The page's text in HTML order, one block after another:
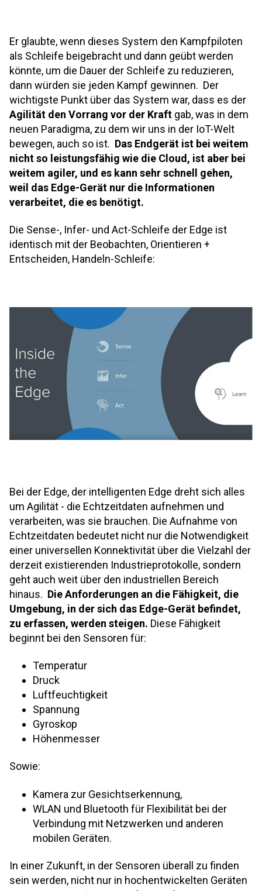
Er glaubte, wenn dieses System den Kampfpiloten
als Schleife beigebracht und dann geübt werden
könnte, um die Dauer der Schleife zu reduzieren,
dann würden sie jeden Kampf gewinnen. Der
wichtigste Punkt über das System war, dass es der
Agilität den Vorrang vor der Kraft gab, was in dem
neuen Paradigma, zu dem wir uns in der IoT-Welt
bewegen, auch so ist. Das Endgerät ist bei weitem
nicht so leistungsfähig wie die Cloud, ist aber bei
weitem agiler, und es kann sehr schnell gehen,
weil das Edge-Gerät nur die Informationen
verarbeitet, die es benötigt.
Die Sense-, Infer- und Act-Schleife der Edge ist
identisch mit der Beobachten, Orientieren +
Entscheiden, Handeln-Schleife:
Bei der Edge, der intelligenten Edge dreht sich alles
um Agilität - die Echtzeitdaten aufnehmen und
verarbeiten, was sie brauchen. Die Aufnahme von
Echtzeitdaten bedeutet nicht nur die Notwendigkeit
einer universellen Konnektivität über die Vielzahl der
derzeit existierenden Industrieprotokolle, sondern
geht auch weit über den industriellen Bereich
hinaus. Die Anforderungen an die Fähigkeit, die
Umgebung, in der sich das Edge-Gerät befindet,
zu erfassen, werden steigen. Diese Fähigkeit
beginnt bei den Sensoren für:
Temperatur
Druck
Luftfeuchtigkeit
Spannung
Gyroskop
Höhenmesser
Sowie:
Kamera zur Gesichtserkennung,
WLAN und Bluetooth für Flexibilität bei der
Verbindung mit Netzwerken und anderen
mobilen Geräten.
In einer Zukunft, in der Sensoren überall zu finden
sein werden, nicht nur in hochentwickelten Geräten